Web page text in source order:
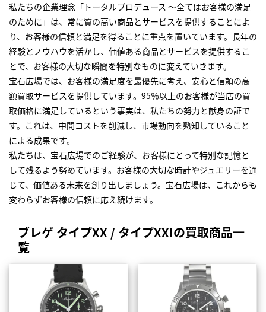
私たちの企業理念「トータルプロデュース ～全てはお客様の満足
のために」は、常に質の高い商品とサービスを提供することによ
り、お客様の信頼と満足を得ることに重点を置いています。長年の
経験とノウハウを活かし、価値ある商品とサービスを提供するこ
とで、お客様の大切な瞬間を特別なものに変えていきます。
宝石広場では、お客様の満足度を最優先に考え、安心と信頼の高
額買取サービスを提供しています。95％以上のお客様が当店の買
取価格に満足しているという事実は、私たちの努力と献身の証で
す。これは、中間コストを削減し、市場動向を熟知していること
による成果です。
私たちは、宝石広場でのご経験が、お客様にとって特別な記憶と
して残るよう努めています。お客様の大切な時計やジュエリーを通
じて、価値ある未来を創り出しましょう。宝石広場は、これからも
変わらずお客様の信頼に応え続けます。
ブレゲ タイプXX / タイプXXIの買取商品一
覧